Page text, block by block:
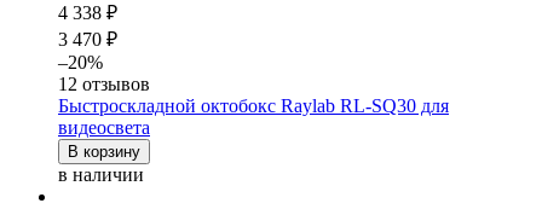
4 338 ₽
3 470 ₽
–20%
12 отзывов
Быстроскладной октобокс Raylab RL-SQ30 для
видеосвета
В корзину
в наличии